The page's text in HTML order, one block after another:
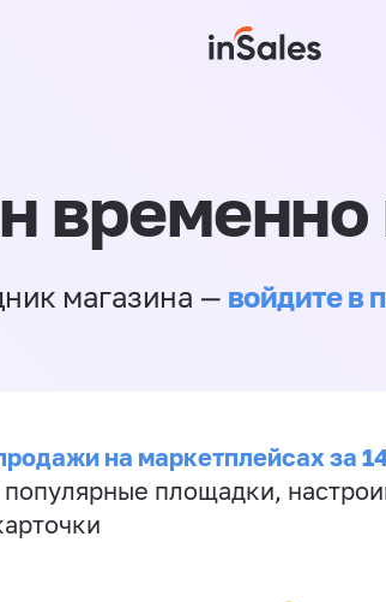
временно
магазина — войдите в
на маркетплейсах за
популярные площадки,